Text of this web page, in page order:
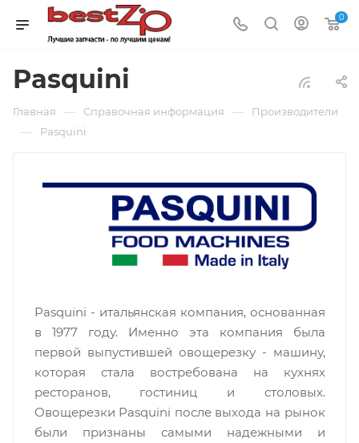
0
Pasquini
Главная — Справочная информация — Производители
— Pasquini
Pasquini - итальянская компания, основанная
в 1977 году. Именно эта компания была
первой выпустившей овощерезку - машину,
которая стала востребована на кухнях
ресторанов, гостиниц и столовых.
Овощерезки Pasquini после выхода на рынок
были признаны самыми надежными и